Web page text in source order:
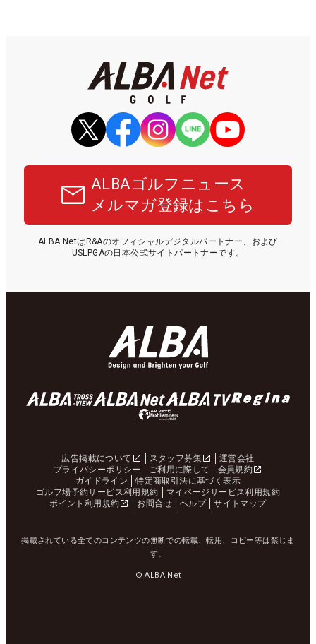
ALBAゴルフニュース
メルマガ登録はこちら
ALBA NetはR&Aのオフィシャルデジタルパートナー、および
USLPGAの日本公式サイトパートナーです。
広告掲載について スタッフ募集
運営会社
プライバシーポリシー
ご利用に際して
会員規約
ガイドライン
特定商取引法に基づく表示
ゴルフ場予約サービス利用規約
マイページサービス利用規約
ポイント利用規約
お問合せ ヘルプ サイトマップ
掲載されている全てのコンテンツの無断での転載、転用、コピー等は禁じま
す。
© ALBA Net